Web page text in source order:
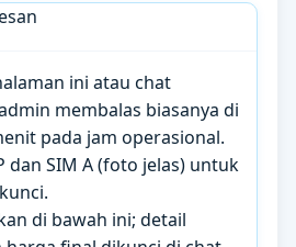
ini atau chat
membalas biasanya di
pada jam operasional.
dan SIM A (foto jelas) untuk
di bawah ini; detail